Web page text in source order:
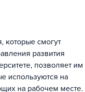
которые смогут
развития
позволяет им
используются на
на рабочем месте.